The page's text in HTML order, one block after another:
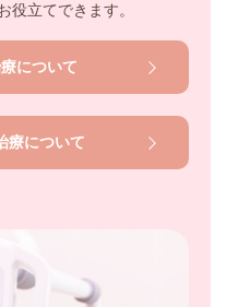
役立てできます。
について
療について